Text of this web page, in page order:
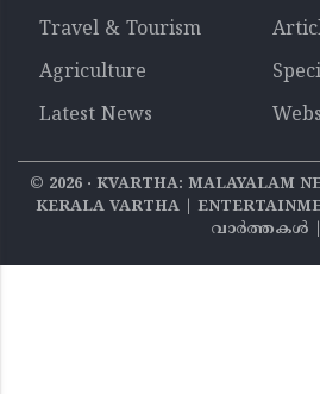
Travel & Tourism
Agriculture
Latest News
© 2026‧ KVARTHA: MALAYALAM
KERALA VARTHA |
വാര്‍ത്തകൾ |